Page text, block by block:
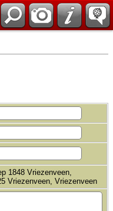
1848 Vriezenveen,
Vriezenveen, Vriezenveen